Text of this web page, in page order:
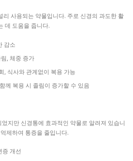
리 사용되는 약물입니다. 주로 신경의 과도한 활
데 도움을 줍니다.
감소
, 체중 증가
, 식사와 관계없이 복용 가능
께 복용 시 졸림이 증가할 수 있음
지만 신경통에 효과적인 약물로 알려져 있습니
제하여 통증을 줄입니다.
증 개선